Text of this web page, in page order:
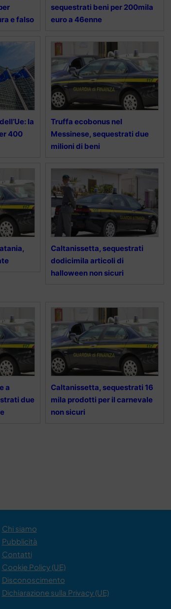
e falso
sequestrati beni per 200mila
euro a 46enne
la
400
Truffa ecobonus nel
Messinese, sequestrati due
milioni di beni
Caltanissetta, sequestrati
dodicimila articoli di
halloween non sicuri
a
due
Caltanissetta, sequestrati 16
mila prodotti per il carnevale
non sicuri
Chi siamo
Pubblicità
Contatti
Cookie Policy (UE)
Disconoscimento
Dichiarazione sulla Privacy (UE)